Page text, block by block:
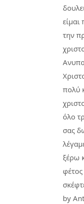
είμαι
την
πολύ
όλο
σας
ξέρω
by